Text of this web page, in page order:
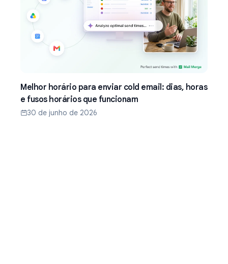
Melhor horário para enviar cold email: dias, horas
e fusos horários que funcionam
30 de junho de 2026